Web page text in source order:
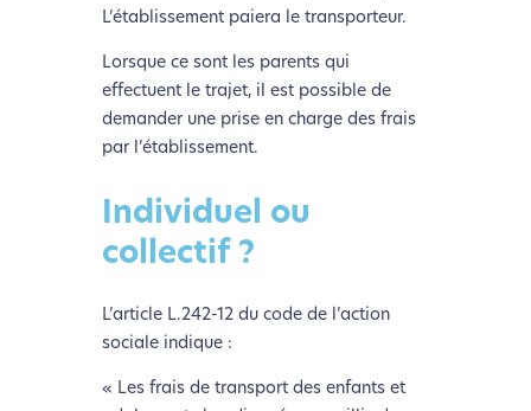
L’établissement paiera le transporteur.
Lorsque ce sont les parents qui
effectuent le trajet, il est possible de
demander une prise en charge des frais
par l’établissement.
Individuel ou
collectif ?
L’article L.242-12 du code de l’action
sociale indique :
« Les frais de transport des enfants et